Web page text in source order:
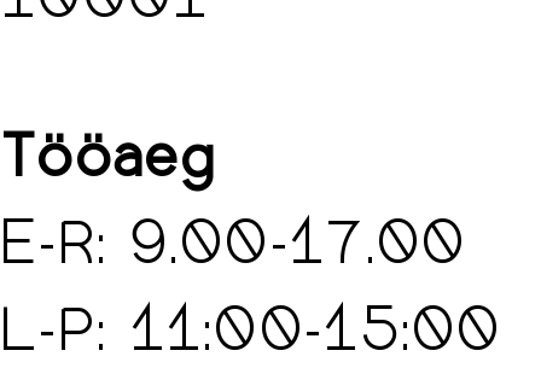
Tööaeg
E-R: 9.00-17.00
L-P: 11:00-15:00